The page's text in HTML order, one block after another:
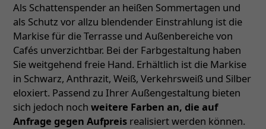
Als Schattenspender an heißen Sommertagen und
als Schutz vor allzu blendender Einstrahlung ist die
Markise für die Terrasse und Außenbereiche von
Cafés unverzichtbar. Bei der Farbgestaltung haben
Sie weitgehend freie Hand. Erhältlich ist die Markise
in Schwarz, Anthrazit, Weiß, Verkehrsweiß und Silber
eloxiert. Passend zu Ihrer Außengestaltung bieten
sich jedoch noch weitere Farben an, die auf
Anfrage gegen Aufpreis realisiert werden können.